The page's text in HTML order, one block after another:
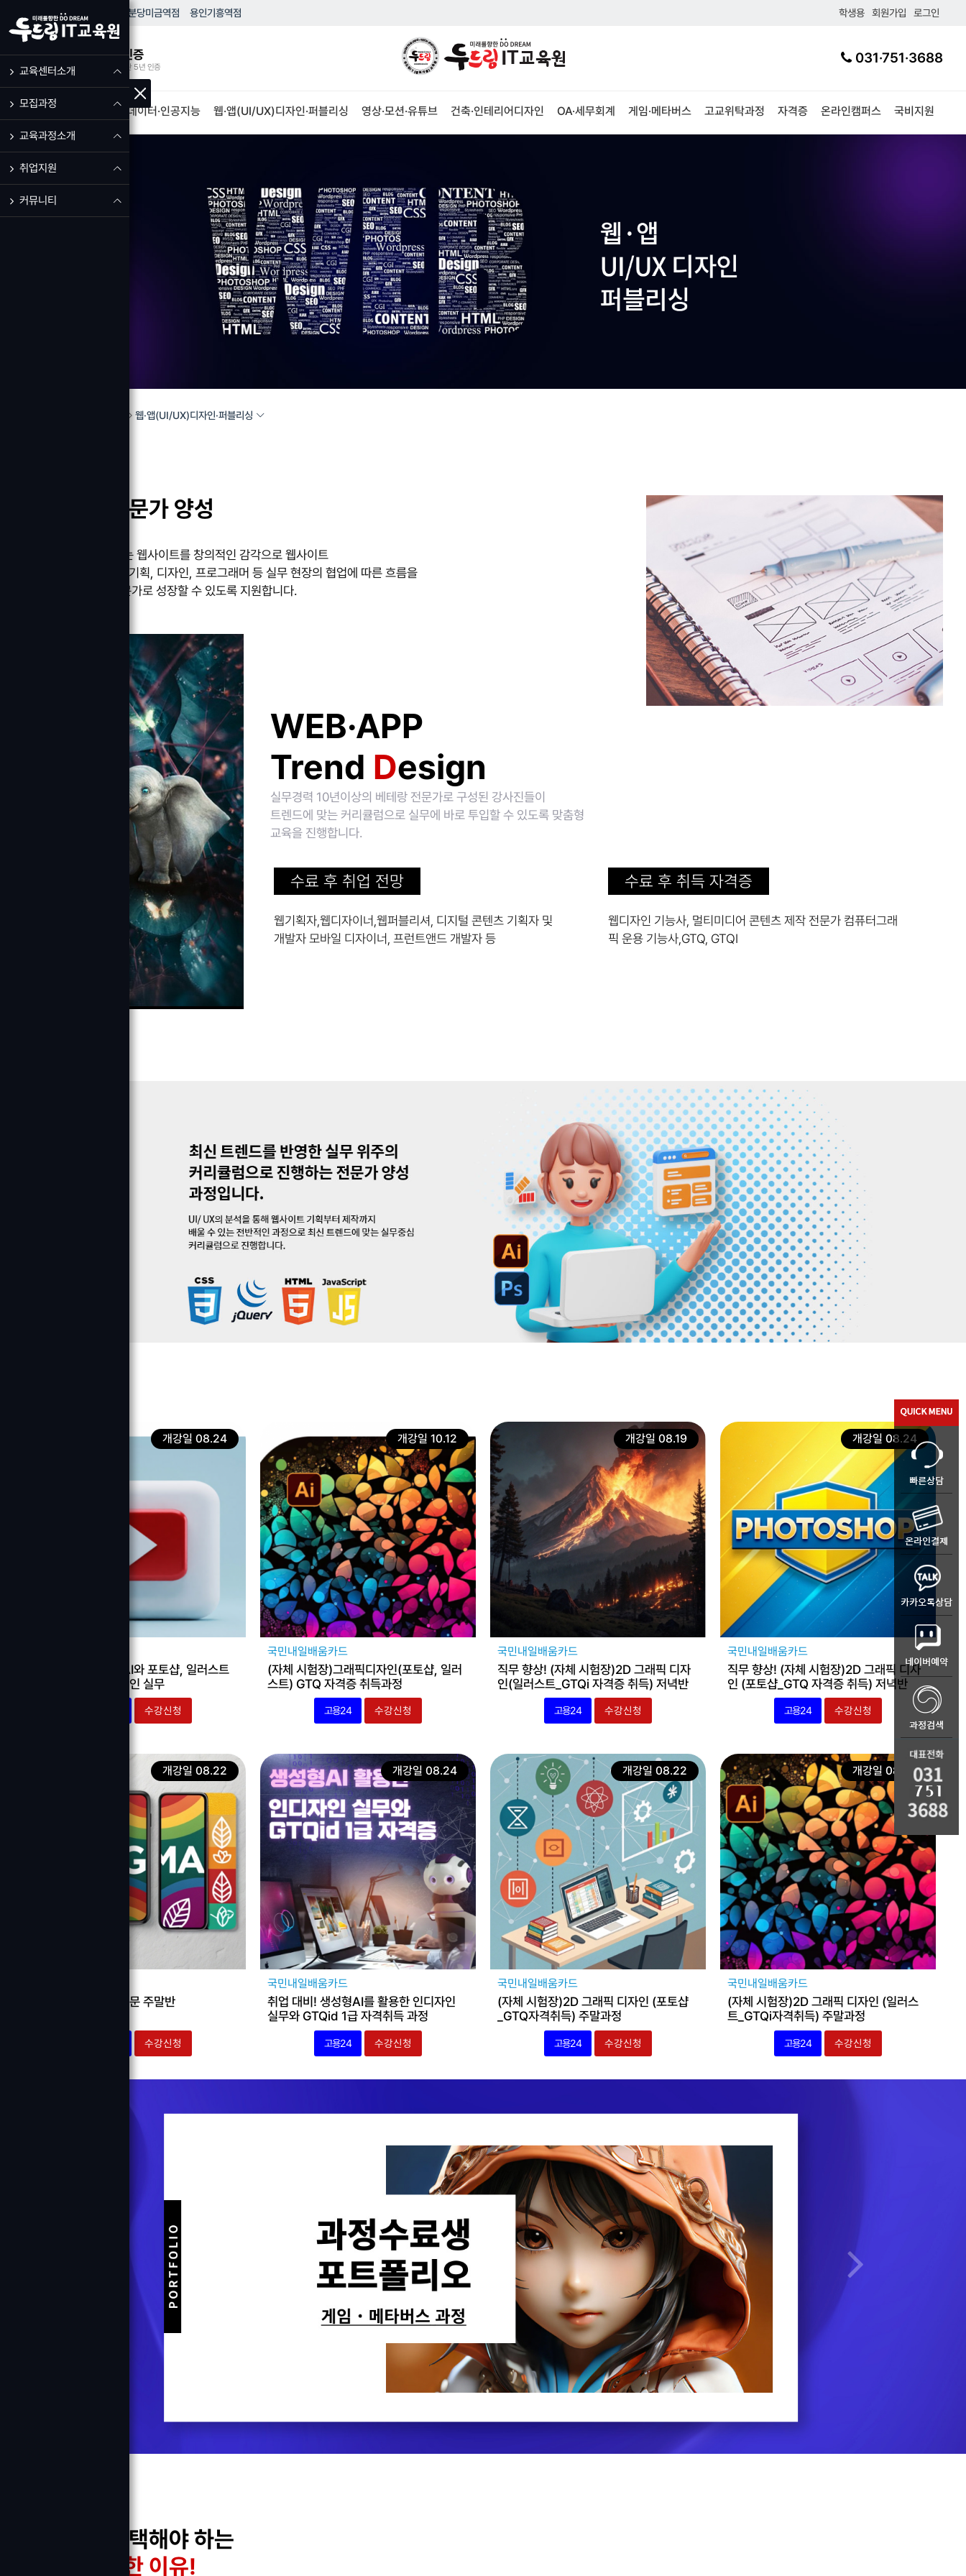
교육센터소개
모집과정
교육과정소개
취업지원
커뮤니티
HOME 분당미금역점 용인기흥역점 학생용 회원가입 로그인
우수훈련기관 인증
고용노동부 우수훈련기관 5년 인증
031·751·3688
IT·프로그램개발 빅데이터·인공지능 웹·앱(UI/UX)디자인·퍼블리싱 영상·모션·유튜브 건축·인테리어디자인 OA·세무회계 게임·메타버스 고교위탁과정 자격증 온라인캠퍼스 국비지원
웹·앱(UI/UX)디자인·퍼블리싱
웹분야의 전문가 양성
인터넷상에서 구현되는 웹사이트를 창의적인 감각으로 웹사이트
프로세스 전반에 걸친 기획, 디자인, 프로그래머 등 실무 현장의 협업에 따른 흐름을
인지할 수 있는 웹 전문가로 성장할 수 있도록 지원합니다.
WEB·APP
Trend Design
실무경력 10년이상의 베테랑 전문가로 구성된 강사진들이
트렌드에 맞는 커리큘럼으로 실무에 바로 투입할 수 있도록 맞춤형
교육을 진행합니다.
수료 후 취업 전망
웹기획자,웹디자이너,웹퍼블리셔, 디지털 콘텐츠 기획자 및
개발자 모바일 디자이너, 프런트앤드 개발자 등
수료 후 취득 자격증
웹디자인 기능사, 멀티미디어 콘텐츠 제작 전문가 컴퓨터그래
픽 운용 기능사,GTQ, GTQI
취업 대비! 생성형AI와 포토샵, 일러스트
를 활용한 편집디자인 실무
개강일 08.24
수강신청
국민내일배움카드
(자체 시험장)그래픽디자인(포토샵, 일러
스트) GTQ 자격증 취득과정
개강일 10.12
고용24 수강신청
국민내일배움카드
직무 향상! (자체 시험장)2D 그래픽 디자
인(일러스트_GTQi 자격증 취득) 저녁반
개강일 08.19
고용24 수강신청
국민내일배움카드
직무 향상! (자체 시험장)2D 그래픽 디자
인 (포토샵_GTQ 자격증 취득) 저녁반
개강일 08.24
고용24 수강신청
반응형웹 피그마 입문 주말반
개강일 08.22
수강신청
국민내일배움카드
취업 대비! 생성형AI를 활용한 인디자인
실무와 GTQid 1급 자격취득 과정
개강일 08.24
고용24 수강신청
국민내일배움카드
(자체 시험장)2D 그래픽 디자인 (포토샵
_GTQ자격취득) 주말과정
개강일 08.22
고용24 수강신청
국민내일배움카드
(자체 시험장)2D 그래픽 디자인 (일러스
트_GTQi자격취득) 주말과정
개강일 08.22
고용24 수강신청
두드림을 선택해야 하는
4가지 특별한 이유!